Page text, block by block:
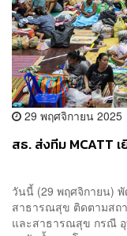
29 พฤศจิกายน 2025
สธ. ส่งทีม MCATT
วันนี้ (29 พฤศจิกายน)
สาธารณสุข ติดตามสถ
และสาธารณสุข กรณี อุ